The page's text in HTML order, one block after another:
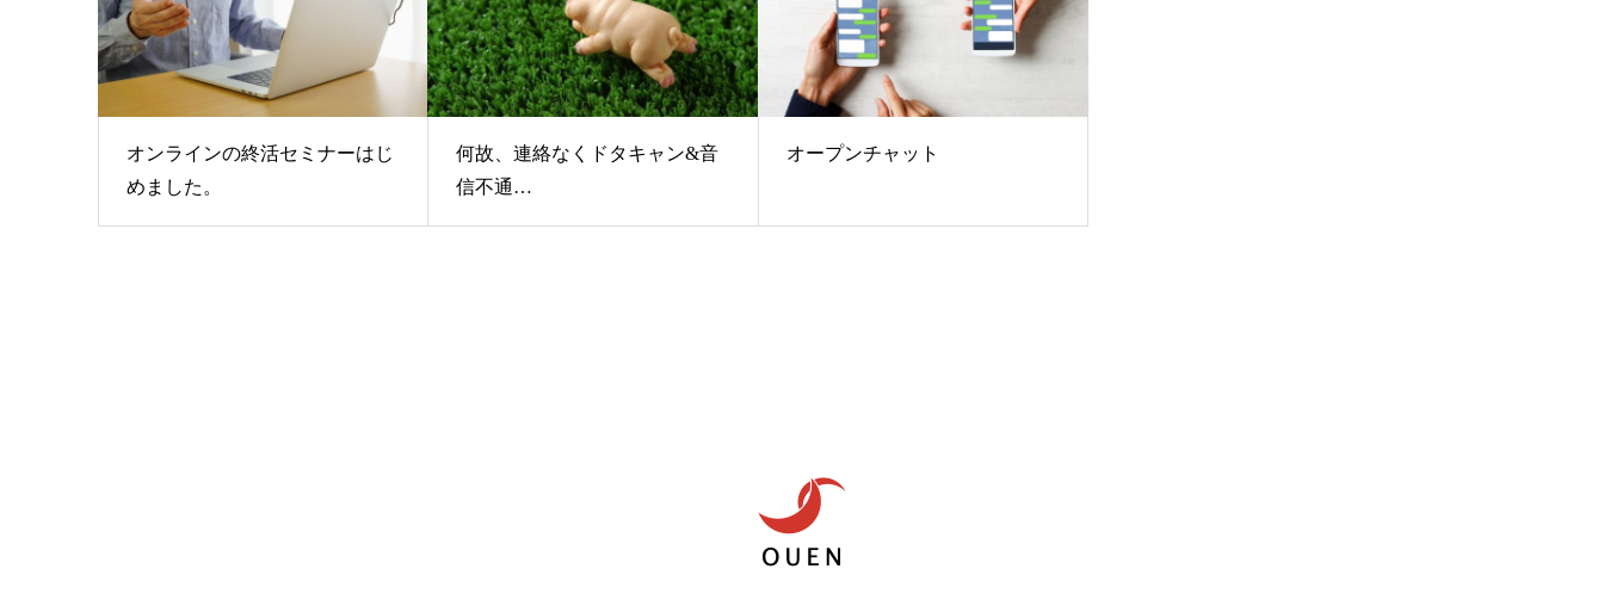
オンラインの終活セミナーはじ
めました。
何故、連絡なくドタキャン&音
信不通…
オープンチャット